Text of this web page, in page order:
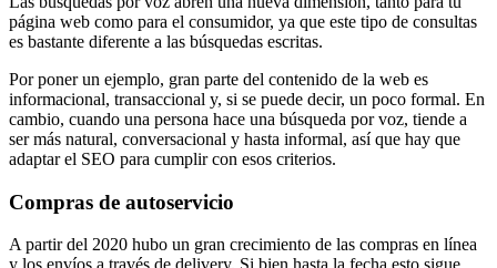
página web como para el consumidor, ya que este tipo de consultas
es bastante diferente a las búsquedas escritas.
Por poner un ejemplo, gran parte del contenido de la web es
informacional, transaccional y, si se puede decir, un poco formal. En
cambio, cuando una persona hace una búsqueda por voz, tiende a
ser más natural, conversacional y hasta informal, así que hay que
adaptar el SEO para cumplir con esos criterios.
Compras de autoservicio
A partir del 2020 hubo un gran crecimiento de las compras en línea